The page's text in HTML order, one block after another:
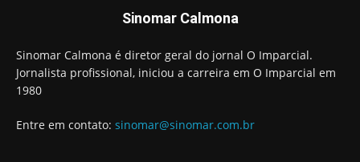
Sinomar Calmona
Sinomar Calmona é diretor geral do jornal O Imparcial.
Jornalista profissional, iniciou a carreira em O Imparcial em
1980
Entre em contato: sinomar@sinomar.com.br